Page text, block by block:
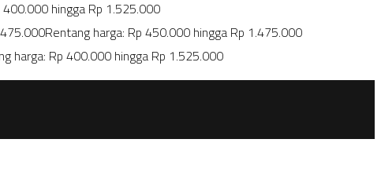
hingga Rp 1.525.000
Rentang harga: Rp 450.000 hingga Rp 1.475.000
harga: Rp 400.000 hingga Rp 1.525.000